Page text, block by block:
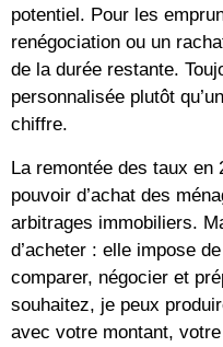
potentiel. Pour les
renégociation ou un
de la durée restante.
personnalisée plutôt
chiffre.
La remontée des taux en
pouvoir d’achat des
arbitrages immobiliers.
d’acheter : elle impose
comparer, négocier et
souhaitez, je peux
avec votre montant,